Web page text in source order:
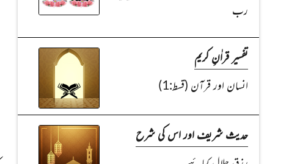
رب
تفسیر قراٰنِ کریم
انسان اور قرآن (قسط:1)
حدیث شریف اور اس کی شرح